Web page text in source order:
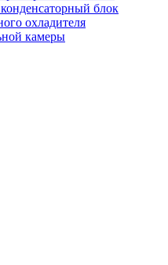
блок
охладителя
камеры